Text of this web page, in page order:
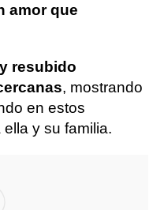
amor que
resubido
, mostrando
en estos
y su familia.